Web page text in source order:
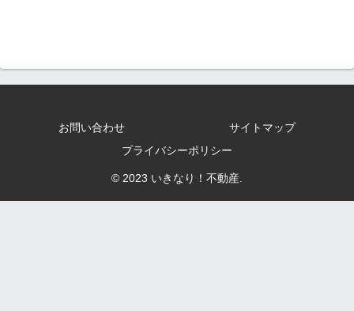
お問い合わせ
サイトマップ
プライバシーポリシー
© 2023 いきなり！不動産.